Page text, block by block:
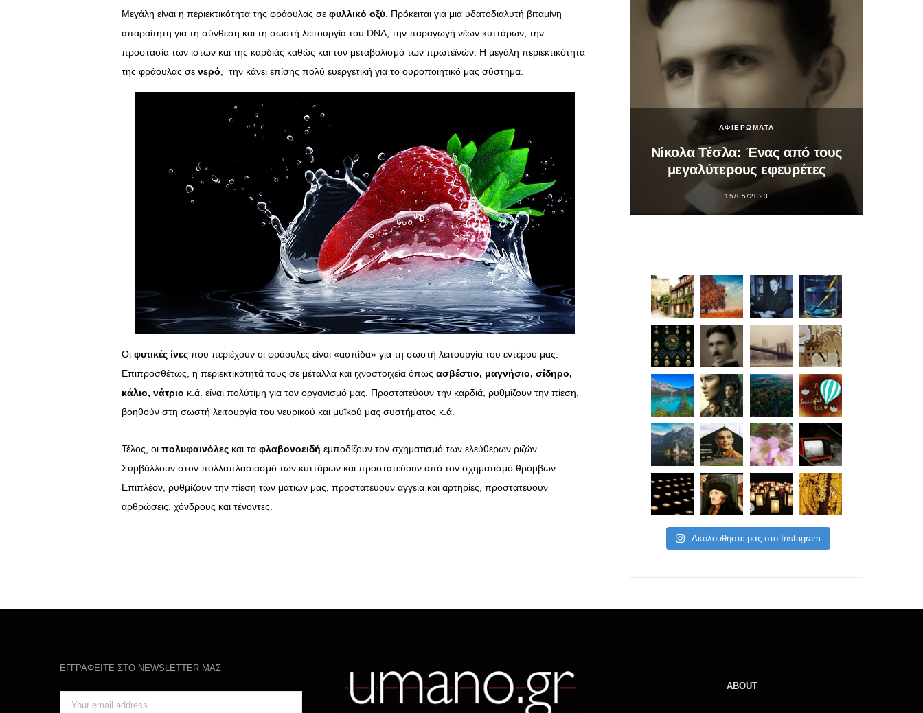
Μεγάλη είναι η περιεκτικότητα της φράουλας σε φυλλικό οξύ . Πρόκειται για μια υδατοδιαλυτή βιταμίνη
απαραίτητη για τη σύνθεση και τη σωστή λειτουργία του DNA, την παραγωγή νέων κυττάρων, την
προστασία των ιστών και της καρδιάς καθώς και τον μεταβολισμό των πρωτεϊνών. Η μεγάλη περιεκτικότητα
της φράουλας σε νερό , την κάνει επίσης πολύ ευεργετική για το ουροποιητικό μας σύστημα.
Οι φυτικές ίνες που περιέχουν οι φράουλες είναι «ασπίδα» για τη σωστή λειτουργία του εντέρου μας.
Επιπροσθέτως, η περιεκτικότητά τους σε μέταλλα και ιχνοστοιχεία όπως ασβέστιο, μαγνήσιο, σίδηρο,
κάλιο, νάτριο κ.ά. είναι πολύτιμη για τον οργανισμό μας. Προστατεύουν την καρδιά, ρυθμίζουν την πίεση,
βοηθούν στη σωστή λειτουργία του νευρικού και μυϊκού μας συστήματος κ.ά.
Τέλος, οι πολυφαινόλες και τα φλαβονοειδή εμποδίζουν τον σχηματισμό των ελεύθερων ριζών.
Συμβάλλουν στον πολλαπλασιασμό των κυττάρων και προστατεύουν από τον σχηματισμό θρόμβων.
Επιπλέον, ρυθμίζουν την πίεση των ματιών μας, προστατεύουν αγγεία και αρτηρίες, προστατεύουν
αρθρώσεις, χόνδρους και τένοντες.
ΣΥΝΕΝΤΕΥΞΕΙΣ
Ο Κώστας Καζάκος μας μιλάει
για το Μεγάλο μας Τσίρκο
13/06/2018
ΑΦΙΕΡΩΜΑΤΑ
Νίκολα Τέσλα: Ένας από τους
μεγαλύτερους εφευρέτες
15/05/2023
Ακολουθήστε μας στο Instagram
ΕΓΓΡΑΦΕΙΤΕ ΣΤΟ NEWSLETTER ΜΑΣ
ABOUT